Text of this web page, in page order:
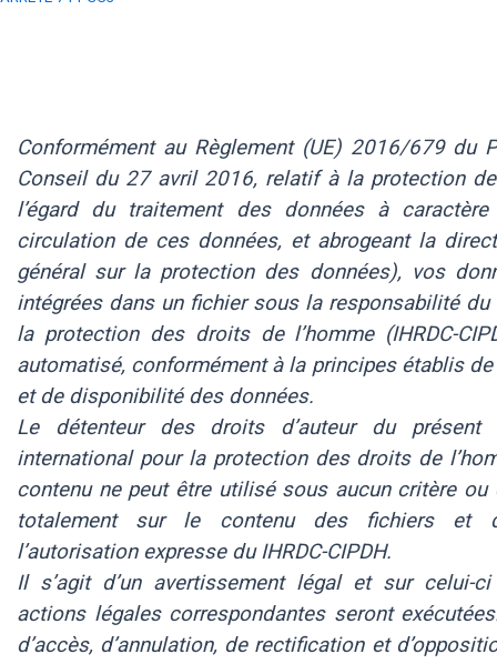
Conformément au Règlement (UE) 2016/679 du
Conseil du 27 avril 2016, relatif à la protection
l’égard du traitement des données à
circulation de ces données, et abrogeant la
général sur la protection des données), vos
intégrées dans un fichier sous la responsabilité
la protection des droits de l’homme (IHRDC-
automatisé, conformément à la principes établis
et de disponibilité des données.
Le détenteur des droits d’auteur du
international pour la protection des droits de
contenu ne peut être utilisé sous aucun critère ou
totalement sur le contenu des fichiers et
l’autorisation expresse du IHRDC-CIPDH.
Il s’agit d’un avertissement légal et sur celui-
actions légales correspondantes seront
d’accès, d’annulation, de rectification et